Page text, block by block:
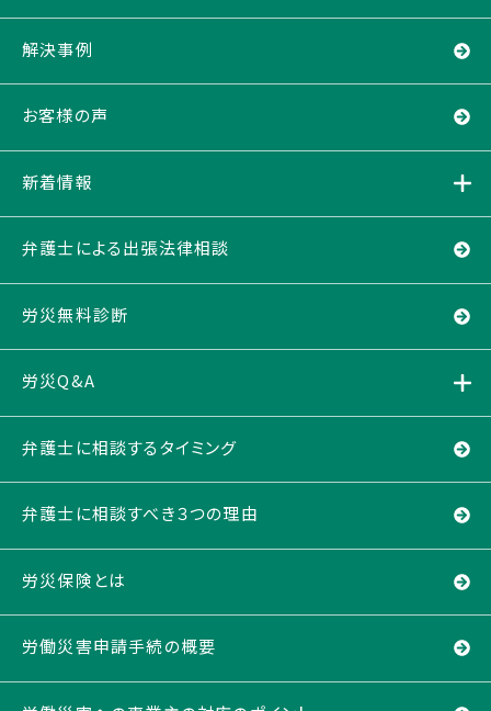
解決事例
お客様の声
新着情報
弁護士による出張法律相談
労災無料診断
労災Q&A
弁護士に相談するタイミング
弁護士に相談すべき３つの理由
労災保険とは
労働災害申請手続の概要